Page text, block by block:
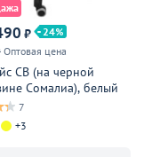
₽
24
Оптовая цена
СВ (на черной
Сомалиа), белый
7
+3